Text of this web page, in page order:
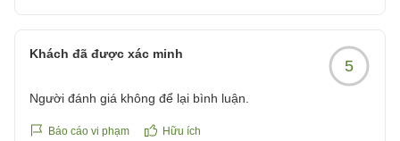
泉、接客などすべてに高いご評価をいただき、ありがと
したこと、私どもにとりましても嬉しいことでございま
Khách đã được xác minh
5
Người đánh giá không để lại bình luận.
Báo cáo vi phạm Hữu ích